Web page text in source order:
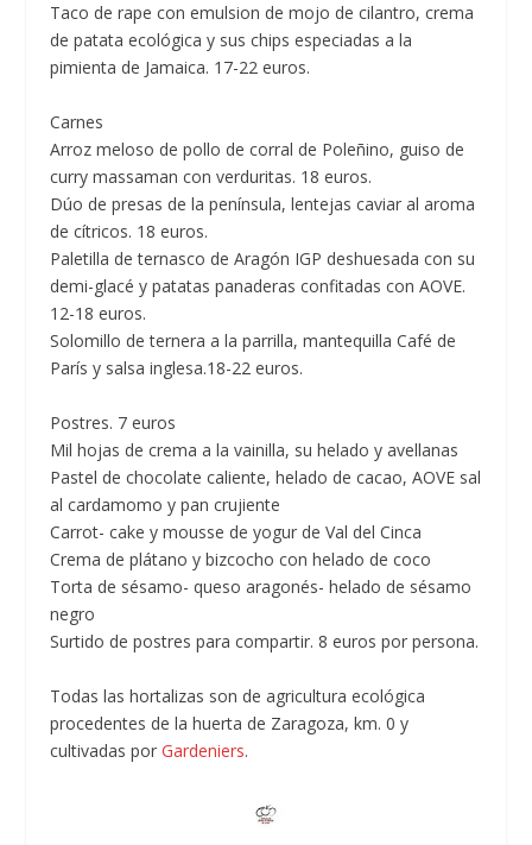
Taco de rape con emulsion de mojo de cilantro, crema
de patata ecológica y sus chips especiadas a la
pimienta de Jamaica. 17-22 euros.
Carnes
Arroz meloso de pollo de corral de Poleñino, guiso de
curry massaman con verduritas. 18 euros.
Dúo de presas de la península, lentejas caviar al aroma
de cítricos. 18 euros.
Paletilla de ternasco de Aragón IGP deshuesada con su
demi-glacé y patatas panaderas confitadas con AOVE.
12-18 euros.
Solomillo de ternera a la parrilla, mantequilla Café de
París y salsa inglesa.18-22 euros.
Postres. 7 euros
Mil hojas de crema a la vainilla, su helado y avellanas
Pastel de chocolate caliente, helado de cacao, AOVE sal
al cardamomo y pan crujiente
Carrot- cake y mousse de yogur de Val del Cinca
Crema de plátano y bizcocho con helado de coco
Torta de sésamo- queso aragonés- helado de sésamo
negro
Surtido de postres para compartir. 8 euros por persona.
Todas las hortalizas son de agricultura ecológica
procedentes de la huerta de Zaragoza, km. 0 y
cultivadas porGardeniers.